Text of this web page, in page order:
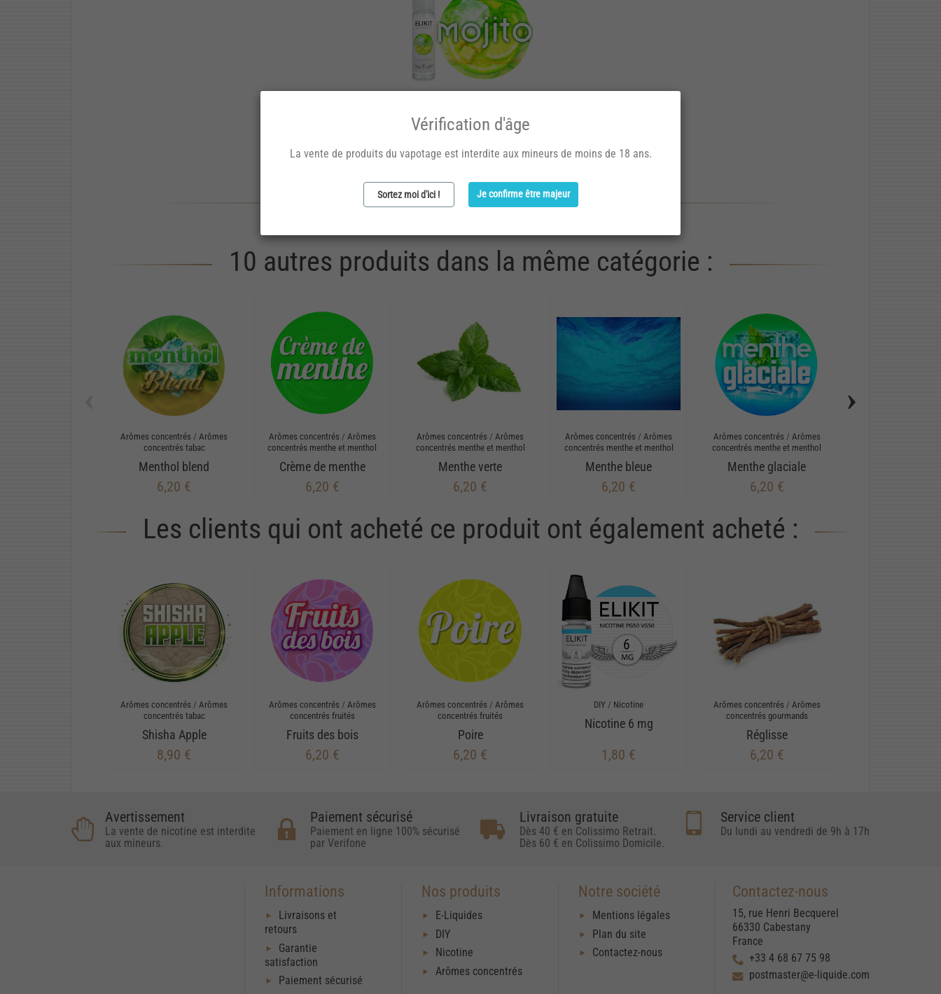
menthe et menthol
9,90 €
Avis (1)
10 autres produits dans la même catégorie :
Arômes concentrés /Arômes
concentrés tabac
Menthol blend
6,20 €
Arômes concentrés / Arômes
concentrés menthe et menthol
Crème de menthe
6,20 €
Arômes concentrés /Arômes
concentrés menthe et menthol
Menthe verte
6,20 €
Arômes concentrés /Arômes
concentrés menthe et menthol
Menthe bleue
6,20 €
Arômes concentrés / Arômes
concentrés menthe et menthol
Menthe glaciale
6,20 €
›
Les clients qui ont acheté ce produit ont également acheté :
Arômes concentrés / Arômes
concentrés tabac
Shisha Apple
8,90 €
Arômes concentrés / Arômes
concentrés fruités
Fruits des bois
6,20 €
Arômes concentrés / Arômes
concentrés fruités
Poire
6,20 €
DIY / Nicotine
Nicotine 6 mg
1,80 €
Arômes concentrés / Arômes
concentrés gourmands
Réglisse
6,20 €
Avertissement
La vente de nicotine est interdite
aux mineurs.
Paiement sécurisé
Paiement en ligne 100% sécurisé
par Verifone
Livraison gratuite
Dès 40 € en Colissimo Retrait.
Dès 60 € en Colissimo Domicile.
Service client
Du lundi au vendredi de 9h à 17h
Informations
Livraisons et
retours
Garantie
satisfaction
Paiement sécurisé
Nos produits
E-Liquides
DIY
Nicotine
Arômes concentrés
Notre société
Mentions légales
Plan du site
Contactez-nous
Contactez-nous
15, rue Henri Becquerel
66330 Cabestany
France
+33 4 68 67 75 98
postmaster@e-liquide.com
Vérification d'âge
La vente de produits du vapotage est interdite aux mineurs de moins de 18 ans.
Sortez moi d'ici ! Je confirme être majeur